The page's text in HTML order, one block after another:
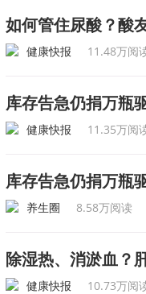
如何管住尿酸？酸
健康快报 11.48万阅
库存告急仍捐万瓶
健康快报 11.35万阅
库存告急仍捐万瓶
养生圈 8.58万阅读
除湿热、消淤血？
健康快报 10.73万阅